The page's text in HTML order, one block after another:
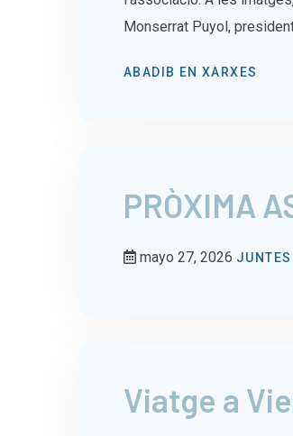
Monserrat Puyol,
ABADIB EN XARXES
PRÒXIMA
mayo 27, 2026 JUNTES
Viatge a